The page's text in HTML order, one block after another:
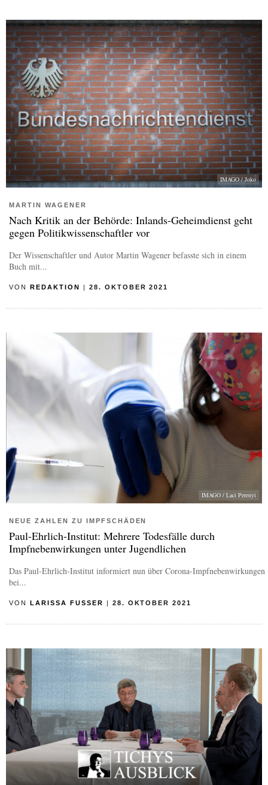
IMAGO / Joko
MARTIN WAGENER
Nach Kritik an der Behörde: Inlands-Geheimdienst geht
gegen Politikwissenschaftler vor
Der Wissenschaftler und Autor Martin Wagener befasste sich in einem
Buch mit...
VON REDAKTION | 28. OKTOBER 2021
IMAGO / Laci Perenyi
NEUE ZAHLEN ZU IMPFSCHÄDEN
Paul-Ehrlich-Institut: Mehrere Todesfälle durch
Impfnebenwirkungen unter Jugendlichen
Das Paul-Ehrlich-Institut informiert nun über Corona-Impfnebenwirkungen
bei...
VON LARISSA FUSSER 28. OKTOBER 2021